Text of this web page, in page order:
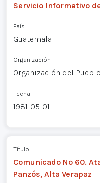
Servicio Informativo de
País
Guatemala
Organización
Organización del
Fecha
1981-05-01
Título
Comunicado Nº 60.
Panzós, Alta Verapaz